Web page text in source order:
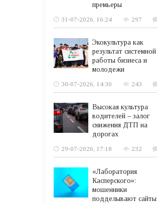
премьеры
31-07-2026, 16:24
297
Экокультура как
результат системной
работы бизнеса и
молодежи
30-07-2026, 14:30
243
Высокая культура
водителей – залог
снижения ДТП на
дорогах
29-07-2026, 17:18
232
«Лаборатория
Касперского»:
мошенники
подделывают сайты